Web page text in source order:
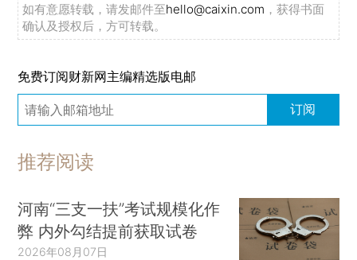
如有意愿转载，请发邮件至hello@caixin.com ，获得书面
确认及授权后，方可转载。
免费订阅财新网主编精选版电邮
订阅
推荐阅读
河南“三支一扶”考试规模化作
弊 内外勾结提前获取试卷
2026年08月07日